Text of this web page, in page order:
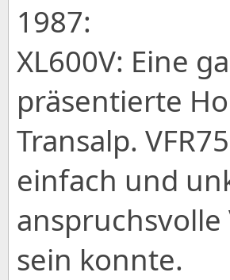
1987:
XL600V: Eine
präsentierte
Transalp.
einfach und
sein konnte.